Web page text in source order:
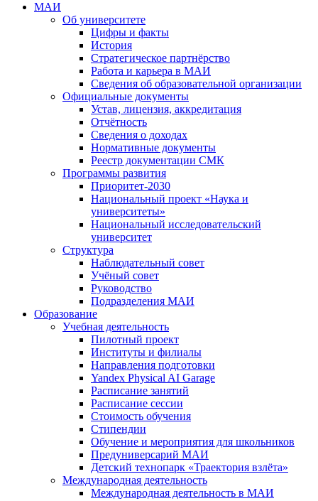
МАИ
Об университете
Цифры и факты
История
Стратегическое партнёрство
Работа и карьера в МАИ
Сведения об образовательной организации
Официальные документы
Устав, лицензия, аккредитация
Отчётность
Сведения о доходах
Нормативные документы
Реестр документации СМК
Программы развития
Приоритет-2030
Национальный проект «Наука и
университеты»
Национальный исследовательский
университет
Структура
Наблюдательный совет
Учёный совет
Руководство
Подразделения МАИ
Образование
Учебная деятельность
Пилотный проект
Институты и филиалы
Направления подготовки
Yandex Physical AI Garage
Расписание занятий
Расписание сессии
Стоимость обучения
Стипендии
Обучение и мероприятия для школьников
Предуниверсарий МАИ
Детский технопарк «Траектория взлёта»
Международная деятельность
Международная деятельность в МАИ